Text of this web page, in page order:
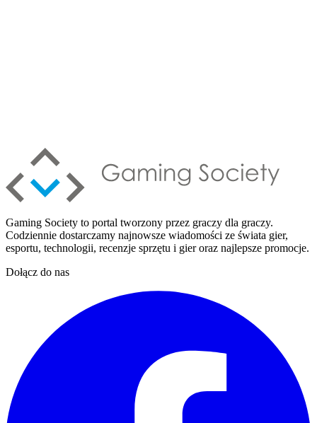
Gaming Society to portal tworzony przez graczy dla graczy.
Codziennie dostarczamy najnowsze wiadomości ze świata gier,
esportu, technologii, recenzje sprzętu i gier oraz najlepsze promocje.
Dołącz do nas